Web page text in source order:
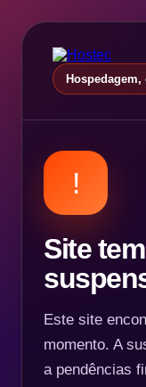
!
Site
Este site
momento. A
a pendências